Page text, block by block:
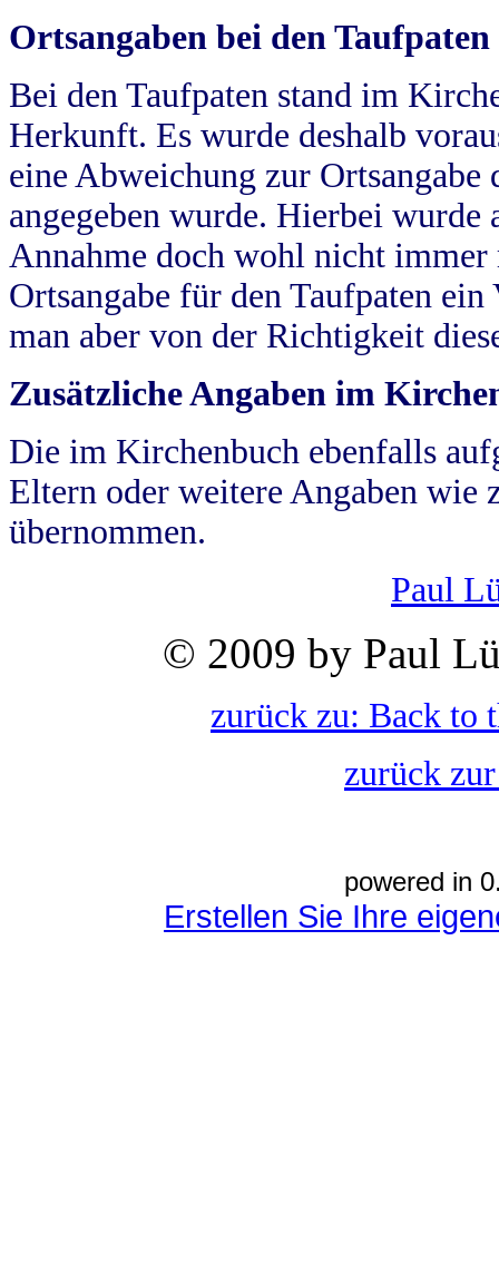
Ortsangaben bei den Taufpaten
Bei den Taufpaten stand im
Herkunft. Es wurde deshalb
eine Abweichung zur
angegeben wurde. Hierbei wurde
Annahme doch wohl nicht
Ortsangabe für den Taufpaten
man aber von der Richtigkeit
Zusätzliche Angaben im
Die im Kirchenbuch ebenfalls
Eltern oder weitere Angaben wie
übernommen.
Paul
© 2009 by Paul
zurück zu: Back to
zurück
powered in
Erstellen Sie Ihre